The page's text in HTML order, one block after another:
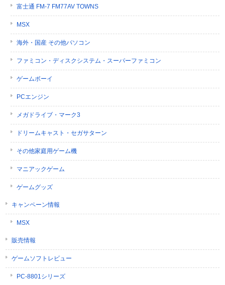
富士通 FM-7 FM77AV TOWNS
MSX
海外・国産 その他パソコン
ファミコン・ディスクシステム・スーパーファミコン
ゲームボーイ
PCエンジン
メガドライブ・マーク3
ドリームキャスト・セガサターン
その他家庭用ゲーム機
マニアックゲーム
ゲームグッズ
キャンペーン情報
MSX
販売情報
ゲームソフトレビュー
PC-8801シリーズ